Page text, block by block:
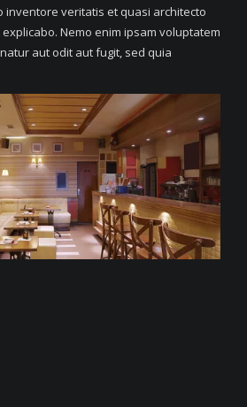
inventore veritatis et quasi architecto
Nemo enim ipsam voluptatem
aut odit aut fugit, sed quia